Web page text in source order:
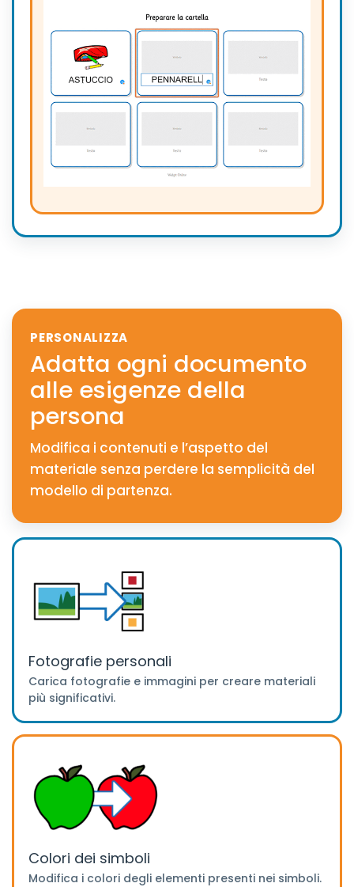
PERSONALIZZA
Adatta ogni documento
alle esigenze della
persona
Modifica i contenuti e l’aspetto del
materiale senza perdere la semplicità del
modello di partenza.
Fotografie personali
Carica fotografie e immagini per creare materiali
più significativi.
Colori dei simboli
Modifica i colori degli elementi presenti nei simboli.